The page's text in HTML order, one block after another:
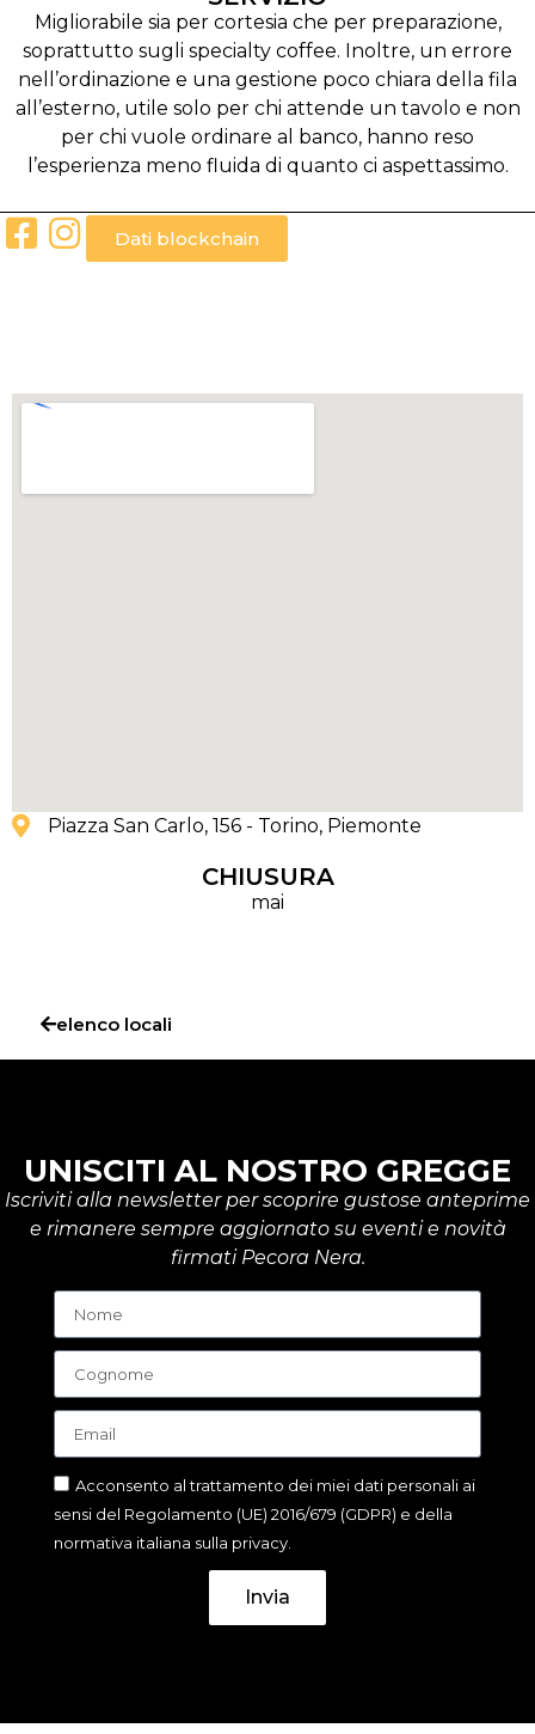
Migliorabile sia per cortesia che per preparazione,
soprattutto sugli specialty coffee. Inoltre, un errore
nell’ordinazione e una gestione poco chiara della fila
all’esterno, utile solo per chi attende un tavolo e non
per chi vuole ordinare al banco, hanno reso
l’esperienza meno fluida di quanto ci aspettassimo.
Dati blockchain
Piazza San Carlo, 156 - Torino, Piemonte
CHIUSURA
mai
elenco locali
UNISCITI AL NOSTRO GREGGE
Iscriviti alla newsletter per scoprire gustose anteprime
e rimanere sempre aggiornato su eventi e novità
firmati Pecora Nera.
Acconsento al trattamento dei miei dati personali ai
sensi del Regolamento (UE) 2016/679 (GDPR) e della
normativa italiana sulla privacy.
Invia